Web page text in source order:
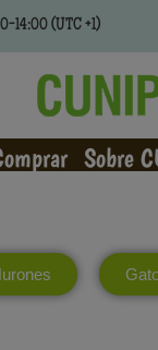
14:00 (UTC +1)
Sobre